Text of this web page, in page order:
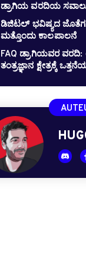
ಡ್ರಾಗಿಯ ವರದಿಯ ಸವಾಲು
ಡಿಜಿಟಲ್ ಭವಿಷ್ಯದ
ಮತ್ತೊಂದು ಕಾಲಪಾಲನೆ
FAQ ಡ್ರಾಗಿಯವರ
ತಂತ್ರಜ್ಞಾನ ಕ್ಷೇತ್ರಕ್ಕೆ